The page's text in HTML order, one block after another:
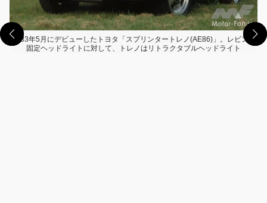
1983年5月にデビューしたトヨタ「スプリンタートレノ(AE86)」。レビンの
固定ヘッドライトに対して、トレノはリトラクタブルヘッドライト